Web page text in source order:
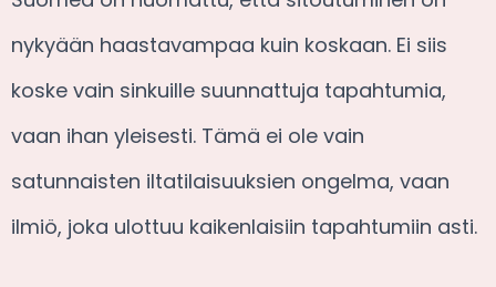
nykyään haastavampaa kuin koskaan. Ei siis
koske vain sinkuille suunnattuja tapahtumia,
vaan ihan yleisesti. Tämä ei ole vain
satunnaisten iltatilaisuuksien ongelma, vaan
ilmiö, joka ulottuu kaikenlaisiin tapahtumiin asti.